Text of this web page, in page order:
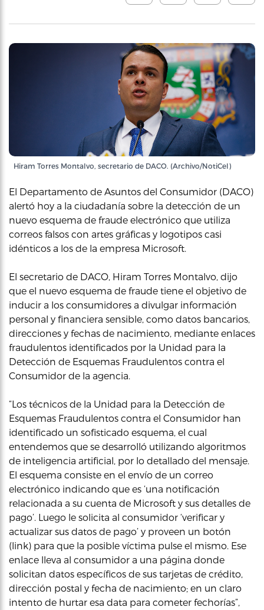
Hiram Torres Montalvo, secretario de DACO. (Archivo/NotiCel)
El Departamento de Asuntos del Consumidor (DACO)
alertó hoy a la ciudadanía sobre la detección de un
nuevo esquema de fraude electrónico que utiliza
correos falsos con artes gráficas y logotipos casi
idénticos a los de la empresa Microsoft.
El secretario de DACO, Hiram Torres Montalvo, dijo
que el nuevo esquema de fraude tiene el objetivo de
inducir a los consumidores a divulgar información
personal y financiera sensible, como datos bancarios,
direcciones y fechas de nacimiento, mediante enlaces
fraudulentos identificados por la Unidad para la
Detección de Esquemas Fraudulentos contra el
Consumidor de la agencia.
“Los técnicos de la Unidad para la Detección de
Esquemas Fraudulentos contra el Consumidor han
identificado un sofisticado esquema, el cual
entendemos que se desarrolló utilizando algoritmos
de inteligencia artificial, por lo detallado del mensaje.
El esquema consiste en el envío de un correo
electrónico indicando que es ‘una notificación
relacionada a su cuenta de Microsoft y sus detalles de
pago’. Luego le solicita al consumidor ‘verificar y
actualizar sus datos de pago’ y proveen un botón
(link) para que la posible víctima pulse el mismo. Ese
enlace lleva al consumidor a una página donde
solicitan datos específicos de sus tarjetas de crédito,
dirección postal y fecha de nacimiento; en un claro
intento de hurtar esa data para cometer fechorías”,